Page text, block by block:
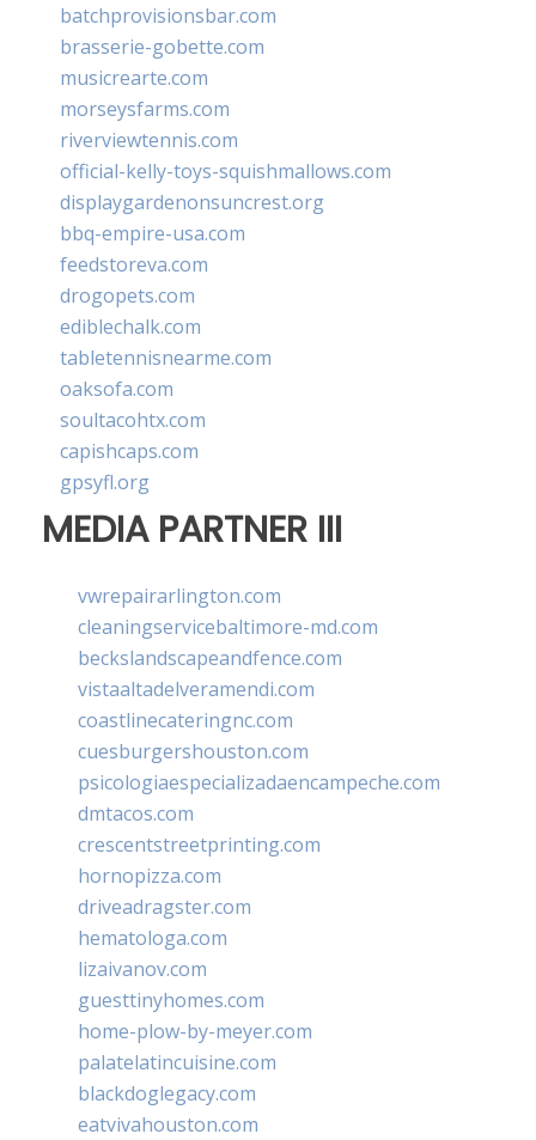
batchprovisionsbar.com
brasserie-gobette.com
musicrearte.com
morseysfarms.com
riverviewtennis.com
official-kelly-toys-squishmallows.com
displaygardenonsuncrest.org
bbq-empire-usa.com
feedstoreva.com
drogopets.com
ediblechalk.com
tabletennisnearme.com
oaksofa.com
soultacohtx.com
capishcaps.com
gpsyfl.org
MEDIA PARTNER III
vwrepairarlington.com
cleaningservicebaltimore-md.com
beckslandscapeandfence.com
vistaaltadelveramendi.com
coastlinecateringnc.com
cuesburgershouston.com
psicologiaespecializadaencampeche.com
dmtacos.com
crescentstreetprinting.com
hornopizza.com
driveadragster.com
hematologa.com
lizaivanov.com
guesttinyhomes.com
home-plow-by-meyer.com
palatelatincuisine.com
blackdoglegacy.com
eatvivahouston.com